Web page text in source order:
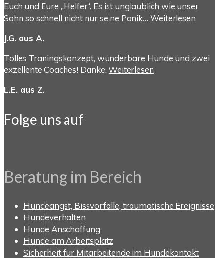
Euch und Eure „Helfer“. Es ist unglaublich wie unser
Sohn so schnell nicht nur seine Panik… Weiterlesen
J.G. aus A.
Tolles Traningskonzept, wunderbare Hunde und zwei
exzellente Coaches! Danke. Weiterlesen
L.E. aus Z.
Folge uns auf
Beratung im Bereich
Hundeangst, Bissvorfälle, traumatische Ereignisse
Hundeverhalten
Hunde Anschaffung
Hunde am Arbeitsplatz
Sicherheit für Mitarbeitende im Hundekontakt